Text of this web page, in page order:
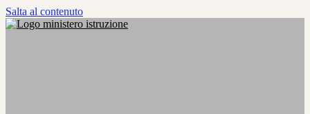
Salta al contenuto